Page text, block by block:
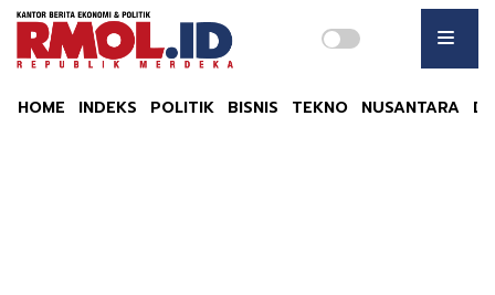
HOME INDEKS POLITIK BISNIS TEKNO NUSANTARA